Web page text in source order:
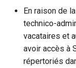
l'utilisateur
développement
Assiduité
En raison de
technico-
vacataires et
avoir accès à
répertoriés